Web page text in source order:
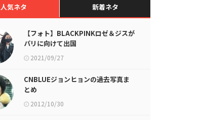
人気ネタ 新着ネタ
【フォト】BLACKPINKロゼ＆ジスが
パリに向けて出国
2021/09/27
CNBLUEジョンヒョンの過去写真ま
とめ
2012/10/30